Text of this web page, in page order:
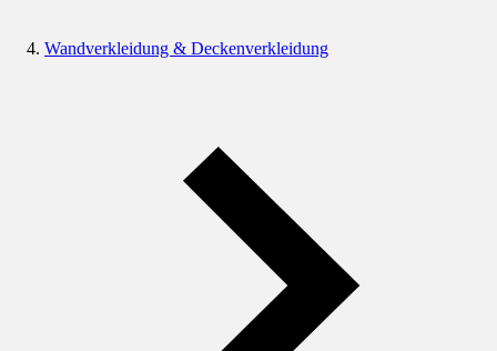
Wandverkleidung & Deckenverkleidung